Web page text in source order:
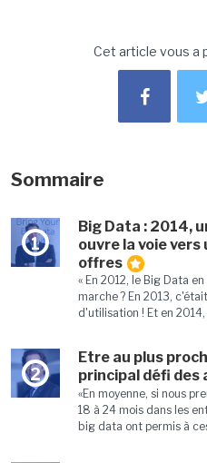
Cet article vous a
Sommaire
1
Big Data : 2014,
ouvre la voie
offres
« En 2012, le Big Data
marche ? En 2013,
d'utilisation ! Et en
2
Etre au plus
principal défi des
«En moyenne, si nous
18 à 24 mois dans les
big data ont permis à